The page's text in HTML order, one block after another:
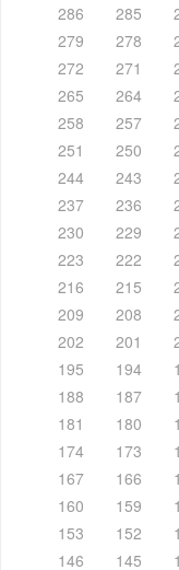
286
285
279
278
272
271
265
264
258
257
251
250
244
243
237
236
230
229
223
222
216
215
209
208
202
201
195
194
188
187
181
180
174
173
167
166
160
159
153
152
146
145